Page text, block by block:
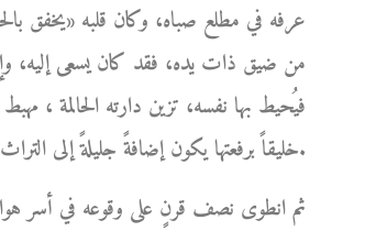
عرفه في مطلع صباه، وكان قلبه «يخفق
من ضيق ذات يده، فقد كان يسعى إليه،
فيُحيط بها نفسه، تزين دارته الحالمة ،
خليقاً برفعتها يكون إضافةً جليلةً إلى التراث الإنساني الخالد.
ثم انطوى نصف قرنٍ على وقوعه في أسر